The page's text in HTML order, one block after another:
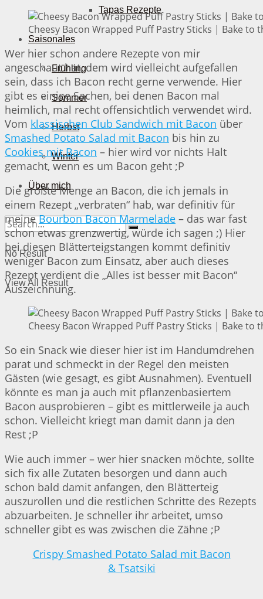
Tapas Rezepte
Saisonales
Frühling
Sommer
Herbst
Winter
Über mich
No Result
View All Result
Cheesy Bacon Wrapped Puff Pastry Sticks | Bake to
Wer hier schon andere Rezepte von mir
angeschaut hat, dem wird vielleicht aufgefallen
sein, dass ich Bacon recht gerne verwende. Hier
gibt es einige Sachen, bei denen Bacon mal
heimlich, mal recht offensichtlich verwendet wird.
Vom klassischen Club Sandwich mit Bacon über
Smashed Potato Salad mit Bacon bis hin zu
Cookies mit Bacon – hier wird vor nichts Halt
gemacht, wenn es um Bacon geht ;P
Die größte Menge an Bacon, die ich jemals in
einem Rezept „verbraten“ hab, war definitiv für
meineBourbon Bacon Marmelade – das war fast
schon etwas grenzwertig, würde ich sagen ;) Hier
bei diesen Blätterteigstangen kommt definitiv
weniger Bacon zum Einsatz, aber auch dieses
Rezept verdient die „Alles ist besser mit Bacon“
Auszeichnung.
Cheesy Bacon Wrapped Puff Pastry Sticks | Bake to
So ein Snack wie dieser hier ist im Handumdrehen
parat und schmeckt in der Regel den meisten
Gästen (wie gesagt, es gibt Ausnahmen). Eventuell
könnte es man ja auch mit pflanzenbasiertem
Bacon ausprobieren – gibt es mittlerweile ja auch
schon. Vielleicht kriegt man damit dann ja den
Rest ;P
Wie auch immer – wer hier snacken möchte, sollte
sich fix alle Zutaten besorgen und dann auch
schon bald damit anfangen, den Blätterteig
auszurollen und die restlichen Schritte des Rezepts
abzuarbeiten. Je schneller ihr arbeitet, umso
schneller gibt es was zwischen die Zähne ;P
Crispy Smashed Potato Salad mit Bacon
& Tsatsiki